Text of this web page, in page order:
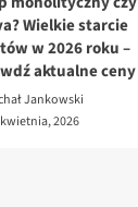
Wielkie starcie
w 2026 roku –
aktualne ceny
Jankowski
2026